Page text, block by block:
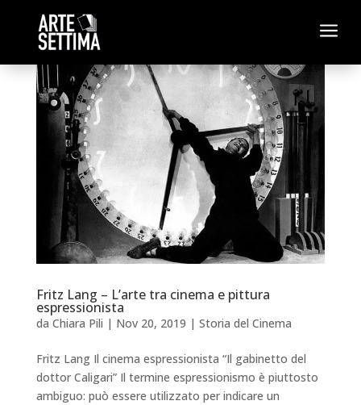
a
Fritz Lang – L’arte tra cinema e pittura
espressionista
da Chiara Pili | Nov 20, 2019 | Storia del Cinema
Fritz Lang Il cinema espressionista “Il gabinetto del
dottor Caligari” Il termine espressionismo è piuttosto
ambiguo: può essere utilizzato per indicare un